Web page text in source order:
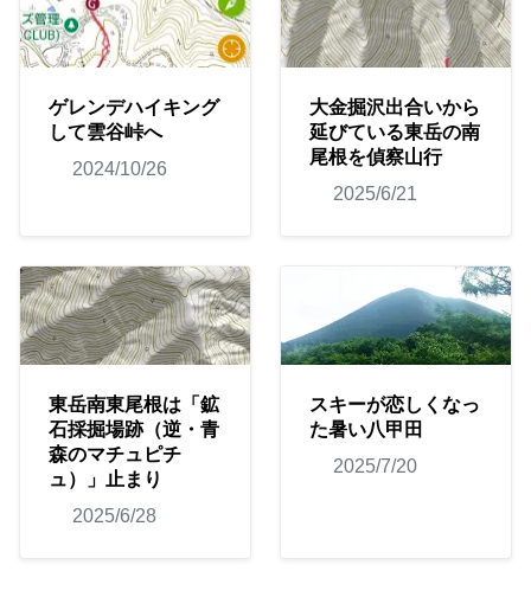
ゲレンデハイキング
して雲谷峠へ
2024/10/26
大金掘沢出合いから
延びている東岳の南
尾根を偵察山行
2025/6/21
東岳南東尾根は「鉱
石採掘場跡（逆・青
森のマチュピチ
ュ）」止まり
2025/6/28
スキーが恋しくなっ
た暑い八甲田
2025/7/20